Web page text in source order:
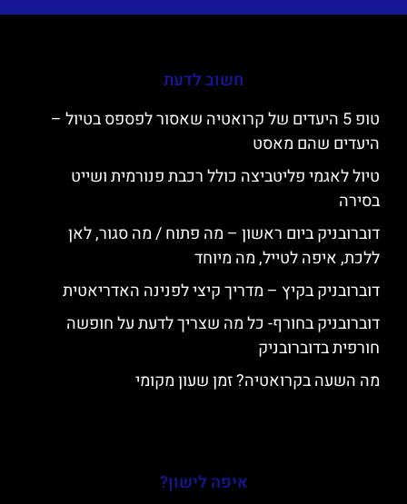
חשוב לדעת
טופ 5 היעדים של קרואטיה שאסור לפספס בטיול –
היעדים שהם מאסט
טיול לאגמי פליטביצה כולל רכבת פנורמית ושייט
בסירה
דוברובניק ביום ראשון – מה פתוח / מה סגור, לאן
ללכת, איפה לטייל, מה מיוחד
דוברובניק בקיץ – מדריך קיצי לפנינה האדריאטית
דוברובניק בחורף- כל מה שצריך לדעת על חופשה
חורפית בדוברובניק
מה השעה בקרואטיה? זמן שעון מקומי
איפה לישון?